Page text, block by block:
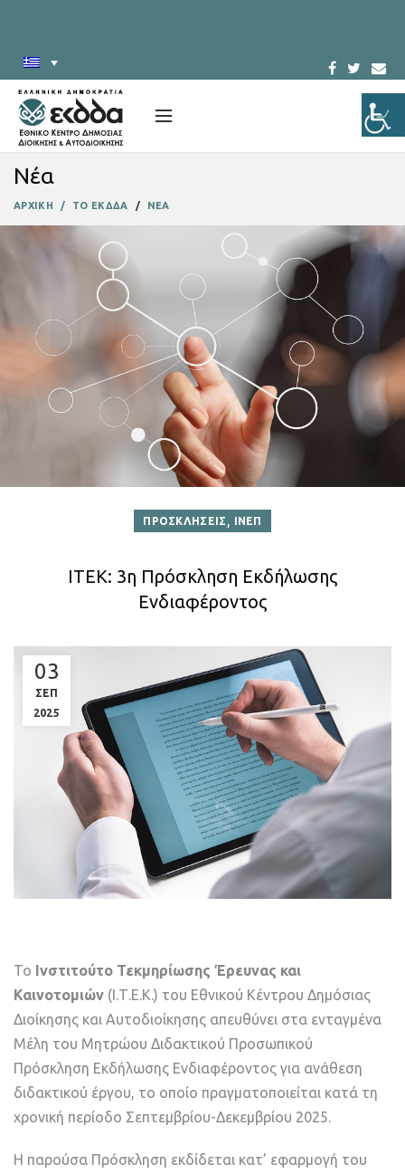
Νέα
ΑΡΧΙΚΗ ΤΟ ΕΚΔΔΑ ΝΕΑ
ΠΡΟΣΚΛΗΣΕΙΣ , ΙΝΕΠ
ITEK: 3η Πρόσκληση Εκδήλωσης
Ενδιαφέροντος
03
ΣΕΠ
2025
Το Ινστιτούτο Τεκμηρίωσης Έρευνας και
Καινοτομιών (Ι.Τ.Ε.Κ.) του Εθνικού Κέντρου Δημόσιας
Διοίκησης και Αυτοδιοίκησης απευθύνει στα ενταγμένα
Μέλη του Μητρώου Διδακτικού Προσωπικού
Πρόσκληση Εκδήλωσης Ενδιαφέροντος για ανάθεση
διδακτικού έργου, το οποίο πραγματοποιείται κατά τη
χρονική περίοδο Σεπτεμβρίου-Δεκεμβρίου 2025.
Η παρούσα Πρόσκληση εκδίδεται κατ’ εφαρμογή του